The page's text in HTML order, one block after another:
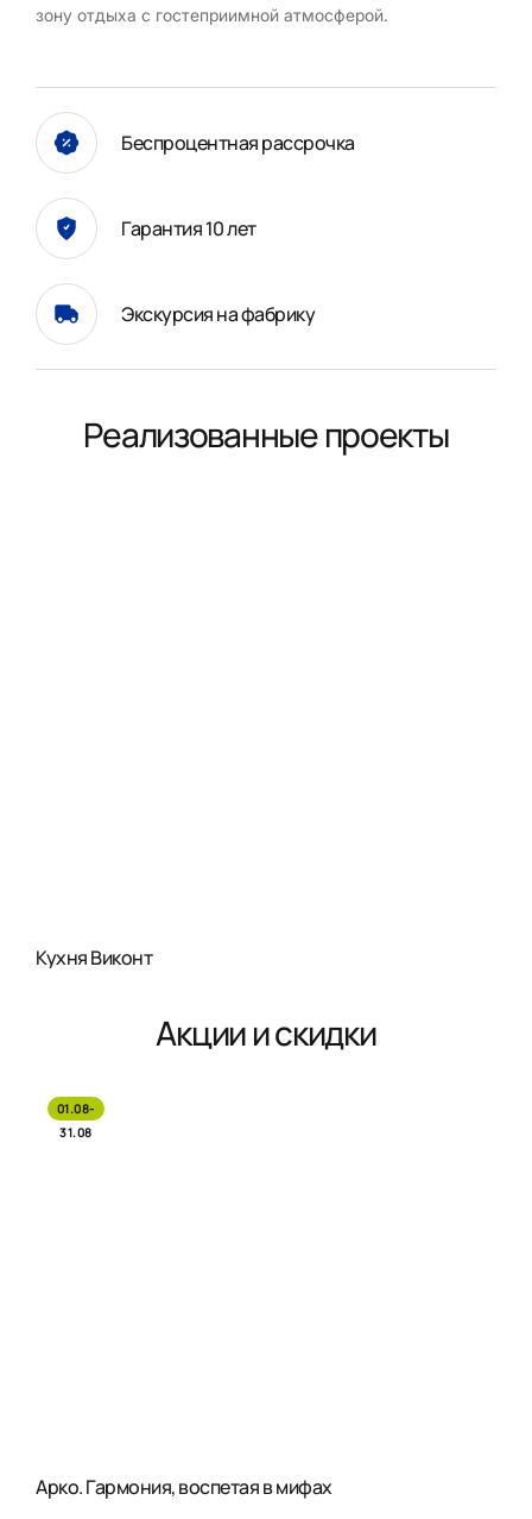
зону отдыха с гостеприимной атмосферой.
Беспроцентная рассрочка
Гарантия 10 лет
Экскурсия на фабрику
Реализованные проекты
Кухня Виконт
Акции и скидки
01.08-
31.08
Арко. Гармония, воспетая в мифах